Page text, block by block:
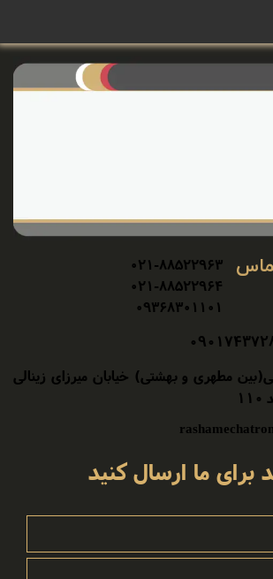
مطهری و بهشتی) خیابان میرزای زینالی
۰۲۱-۸۸۵۲۲۹۶۳
۰۲۱-۸۸۵۲۲۹۶۴
۰۹۳۶۸۳۰۱۱۰۱​